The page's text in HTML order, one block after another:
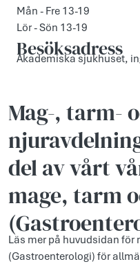
Mån - Fre 13-19
Lör - Sön 13-19
Besöksadress
Akademiska sjukhuset,
Mag-, tarm-
del av vårt
mage, tarm
Läs mer på huvudsidan för
(Gastroenterologi) för